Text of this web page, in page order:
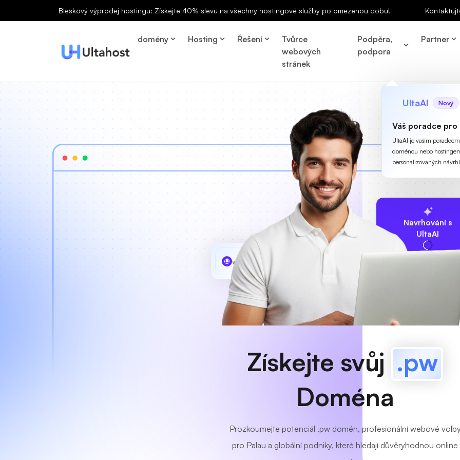
Bleskový výprodej hostingu: Získejte 40% slevu na všechny hostingové služby po omezenou dobu!
domény Hosting Řešení
Tvůrce
webových
stránek
Podpěra,
podpora
Partner
UltaAI Nový
Váš poradce
UltaAI je vaším
doménou nebo
personalizovaných
Navrhování s
UltaAI
www MyCafe
Získejte svůj .pw
Doména
Prozkoumejte potenciál .pw domén, profesionální webové
pro Palau a globální podniky, které hledají důvěryhodnou online